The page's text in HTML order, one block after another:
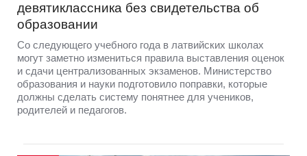
девятиклассника без свидетельства об
образовании
Со следующего учебного года в латвийских школах
могут заметно измениться правила выставления оценок
и сдачи централизованных экзаменов. Министерство
образования и науки подготовило поправки, которые
должны сделать систему понятнее для учеников,
родителей и педагогов.